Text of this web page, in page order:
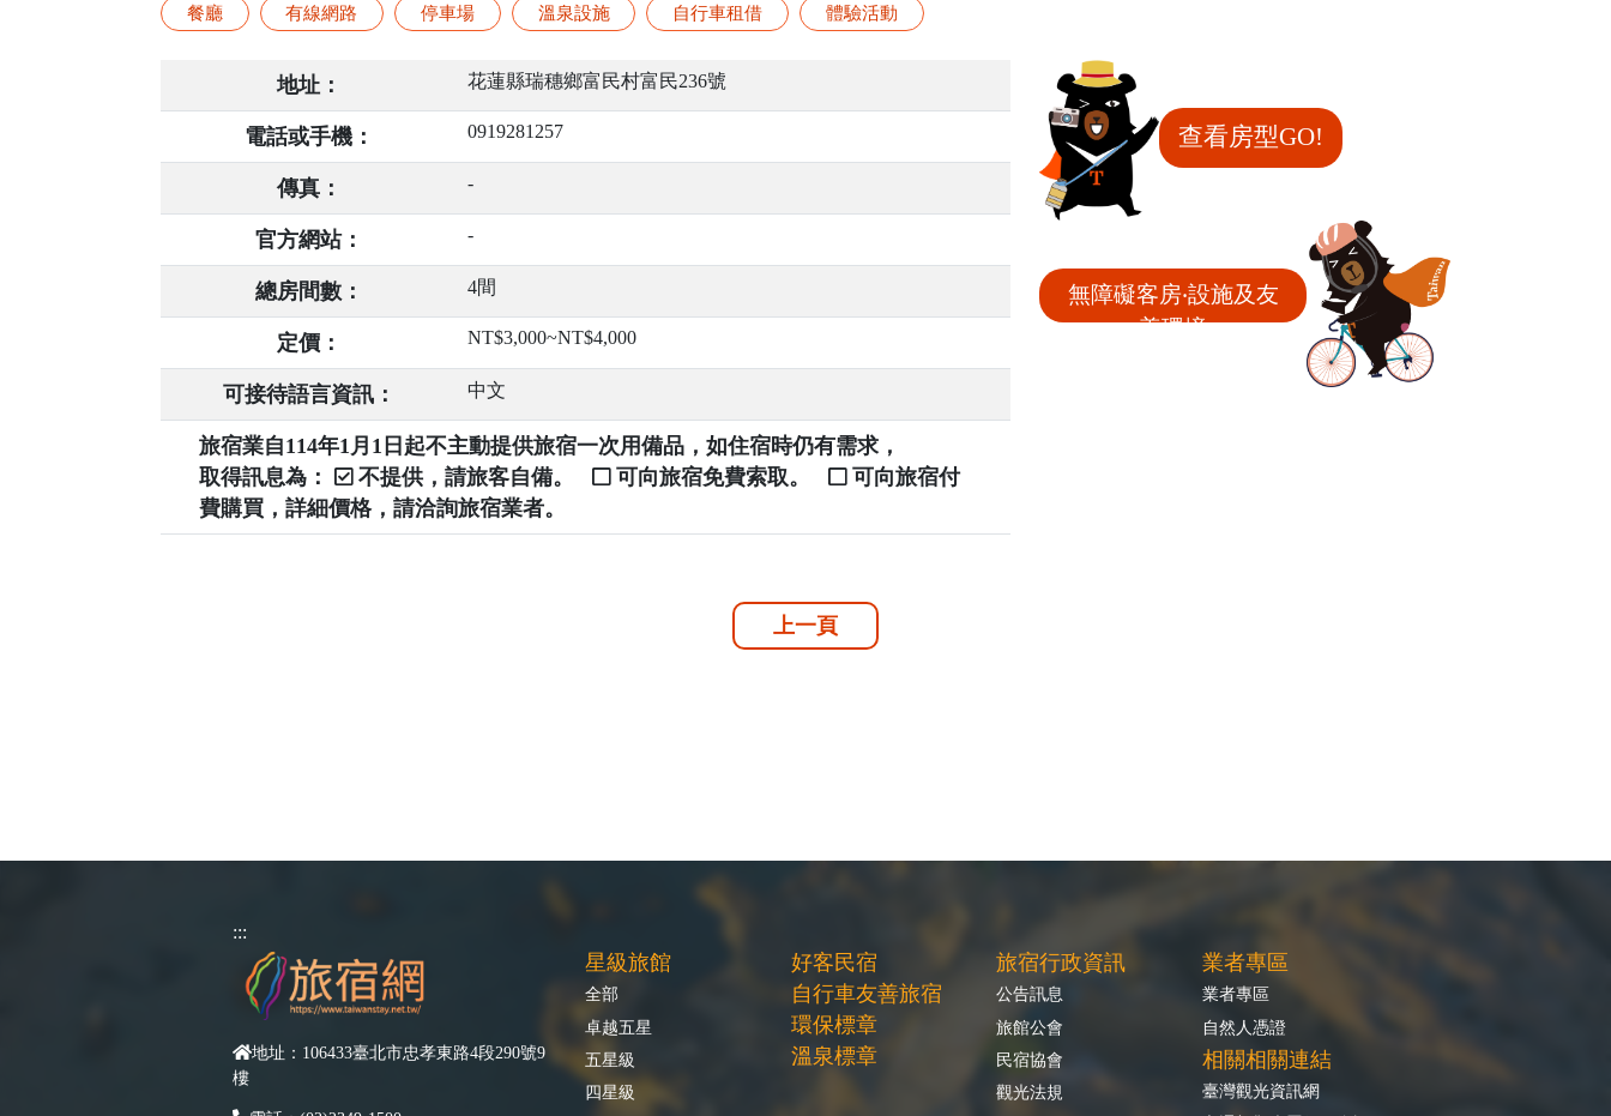
餐廳 有線網路 停車場 溫泉設施 自行車租借 體驗活動
地址： 花蓮縣瑞穗鄉富民村富民236號
電話或手機： 0919281257
傳真： -
官方網站： -
總房間數： 4間
定價： NT$3,000~NT$4,000
可接待語言資訊： 中文
旅宿業自114年1月1日起不主動提供旅宿一次用備品，如住宿時仍有需求，
取得訊息為：
不提供，請旅客自備。 可向旅宿免費索取。
可向旅宿付
費購買，詳細價格，請洽詢旅宿業者。
查看房型GO!
無障礙客房‧設施及友
善環境
上一頁
:::
地址：106433臺北市忠孝東路4段290號9
樓
星級旅館
全部
卓越五星
五星級
四星級
好客民宿
自行車友善旅宿
環保標章
溫泉標章
旅宿行政資訊
公告訊息
旅館公會
民宿協會
觀光法規
業者專區
業者專區
自然人憑證
相關相關連結
臺灣觀光資訊網